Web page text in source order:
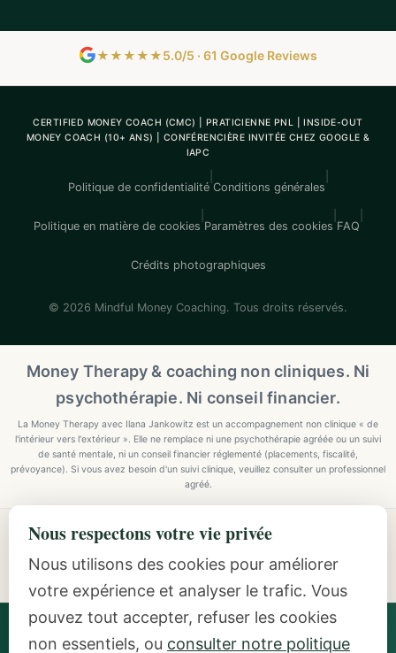
★★★★★5.0/5 · 61 Google Reviews
CERTIFIED MONEY COACH (CMC) | PRATICIENNE PNL | INSIDE-OUT
MONEY COACH (10+ ANS) | CONFÉRENCIÈRE INVITÉE CHEZ GOOGLE &
IAPC
Politique de confidentialité Conditions générales
Politique en matière de cookies Paramètres des cookies FAQ
Crédits photographiques
© 2026 Mindful Money Coaching. Tous droits réservés.
Money Therapy & coaching non cliniques. Ni
psychothérapie. Ni conseil financier.
La Money Therapy avec Ilana Jankowitz est un accompagnement non clinique « de
l'intérieur vers l'extérieur ». Elle ne remplace ni une psychothérapie agréée ou un suivi
de santé mentale, ni un conseil financier réglementé (placements, fiscalité,
prévoyance). Si vous avez besoin d'un suivi clinique, veuillez consulter un professionnel
agréé.
Explore Mindful Money Coaching
Programmes, archetypes, the Inside-Out Method, and
resources.
Ilana Jankowitz · Certified Money Coach (CMC) · NLP
Practitioner · Inside-Out Money Coach (10+ Years) ·
Nous respectons votre vie privée
Nous utilisons des cookies pour améliorer
votre expérience et analyser le trafic. Vous
pouvez tout accepter, refuser les cookies
non essentiels, ou consulter notre politique